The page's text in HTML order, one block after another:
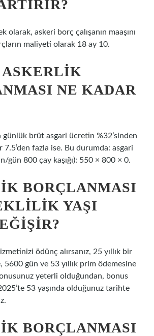
olarak, askeri borç çalışanın maaşını
maliyeti olarak 18 ay 10.
ASKERLIK
NE KADAR
brüt asgari ücretin %32’sinden
7.5’den fazla ise. Bu durumda: asgari
gün 800 çay kaşığı): 550 × 800 × 0.
BORÇLANMASI
YAŞI
ödünç alırsanız, 25 yıllık bir
5600 gün ve 53 yıllık prim ödemesine
yeterli olduğundan, bonus
53 yaşında olduğunuz tarihte
BORÇLANMASI